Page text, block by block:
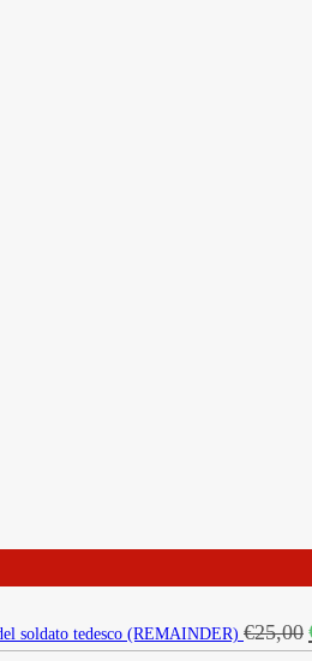
soldato tedesco (REMAINDER) €25,00